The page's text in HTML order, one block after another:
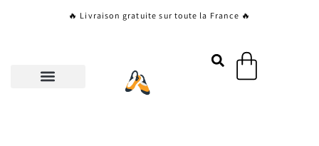
🔥 Livraison gratuite sur toute la France 🔥
Panier